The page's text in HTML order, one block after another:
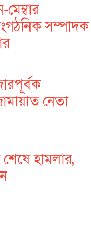
সম্পাদক
নেতা
হামলার,